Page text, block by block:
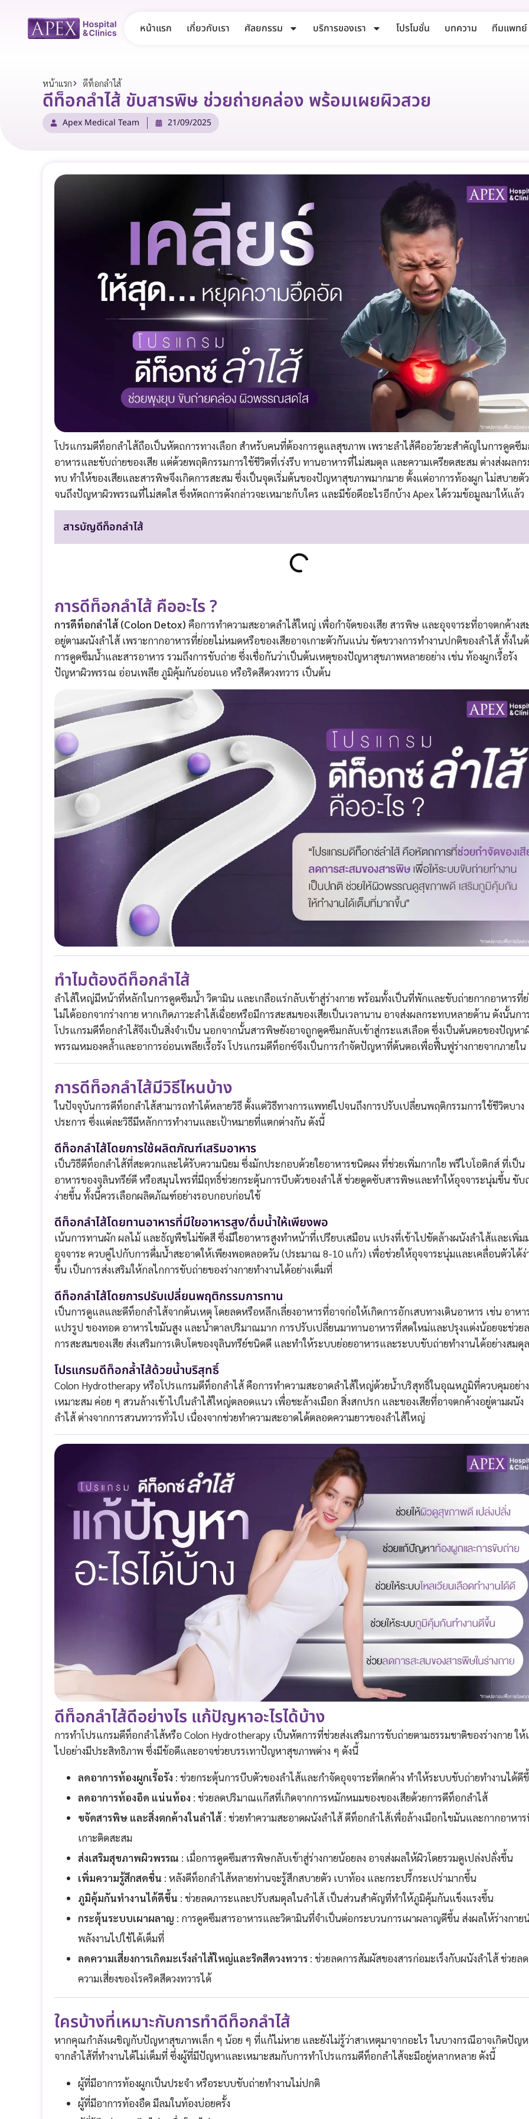
หน้าแรก เกี่ยวกับเรา ศัลยกรรม บริการของเรา โปรโมชั่น บทความ ทีมแพทย์
หน้าแรก ดีท็อกลําไส้
ดีท็อกลำไส้ ขับสารพิษ ช่วยถ่ายคล่อง พร้อมเผยผิวสวย
Apex Medical Team 21/09/2025
โปรแกรมดีท็อกลำไส้ถือเป็นหัตถการทางเลือก สำหรับคนที่ต้องการดูแลสุขภาพ เพราะลำไส้คืออวัยวะสำคัญในการดูดซึม
อาหารและขับถ่ายของเสีย แต่ด้วยพฤติกรรมการใช้ชีวิตที่เร่งรีบ ทานอาหารที่ไม่สมดุล และความเครียดสะสม ต่างส่งผลก
ทบ ทำให้ของเสียและสารพิษจึงเกิดการสะสม ซึ่งเป็นจุดเริ่มต้นของปัญหาสุขภาพมากมาย ตั้งแต่อาการท้องผูก ไม่สบายตั
จนถึงปัญหาผิวพรรณที่ไม่สดใส ซึ่งหัตถการดังกล่าวจะเหมาะกับใคร และมีข้อดีอะไรอีกบ้าง Apex ได้รวมข้อมูลมาให้แล้ว
สารบัญดีท็อกลำไส้
การดีท็อกลำไส้ คืออะไร ?
การดีท็อกลำไส้ (Colon Detox) คือการทำความสะอาดลำไส้ใหญ่ เพื่อกำจัดของเสีย สารพิษ และอุจจาระที่อาจตกค้างส
อยู่ตามผนังลำไส้ เพราะกากอาหารที่ย่อยไม่หมดหรือของเสียอาจเกาะตัวกันแน่น ขัดขวางการทำงานปกติของลำไส้ ทั้งใน
การดูดซึมน้ำและสารอาหาร รวมถึงการขับถ่าย ซึ่งเชื่อกันว่าเป็นต้นเหตุของปัญหาสุขภาพหลายอย่าง เช่น ท้องผูกเรื้อรัง
ปัญหาผิวพรรณ อ่อนเพลีย ภูมิคุ้มกันอ่อนแอ หรือริดสีดวงทวาร เป็นต้น
ทำไมต้องดีท็อกลำไส้
ลำไส้ใหญ่มีหน้าที่หลักในการดูดซึมน้ำ วิตามิน และเกลือแร่กลับเข้าสู่ร่างกาย พร้อมทั้งเป็นที่พักและขับถ่ายกากอาหารที่
ไม่ได้ออกจากร่างกาย หากเกิดภาวะลำไส้เฉื่อยหรือมีการสะสมของเสียเป็นเวลานาน อาจส่งผลกระทบหลายด้าน ดังนั้นกา
โปรแกรมดีท็อกลำไส้จึงเป็นสิ่งจำเป็น นอกจากนั้นสารพิษยังอาจถูกดูดซึมกลับเข้าสู่กระแสเลือด ซึ่งเป็นต้นตอของปัญหา
พรรณหมองคล้ำและอาการอ่อนเพลียเรื้อรัง โปรแกรมดีท็อกซ์จึงเป็นการกำจัดปัญหาที่ต้นตอเพื่อฟื้นฟูร่างกายจากภายใน
การดีท็อกลำไส้มีวิธีไหนบ้าง
ในปัจจุบันการดีท็อกลำไส้สามารถทำได้หลายวิธี ตั้งแต่วิธีทางการแพทย์ไปจนถึงการปรับเปลี่ยนพฤติกรรมการใช้ชีวิตบาง
ประการ ซึ่งแต่ละวิธีมีหลักการทำงานและเป้าหมายที่แตกต่างกัน ดังนี้
ดีท็อกลำไส้โดยการใช้ผลิตภัณฑ์เสริมอาหาร
เป็นวิธีดีท็อกลำไส้ที่สะดวกและได้รับความนิยม ซึ่งมักประกอบด้วยใยอาหารชนิดผง ที่ช่วยเพิ่มกากใย พรีไบโอติกส์ ที่เป็น
อาหารของจุลินทรีย์ดี หรือสมุนไพรที่มีฤทธิ์ช่วยกระตุ้นการบีบตัวของลำไส้ ช่วยดูดซับสารพิษและทำให้อุจจาระนุ่มขึ้น ขับ
ง่ายขึ้น ทั้งนี้ควรเลือกผลิตภัณฑ์อย่างรอบกอบก่อนใช้
ดีท็อกลำไส้โดยทานอาหารที่มีใยอาหารสูง/ดื่มน้ำให้เพียงพอ
เน้นการทานผัก ผลไม้ และธัญพืชไม่ขัดสี ซึ่งมีใยอาหารสูงทำหน้าที่เปรียบเสมือน แปรงที่เข้าไปขัดล้างผนังลำไส้และเพิ่ม
อุจจาระ ควบคู่ไปกับการดื่มน้ำสะอาดให้เพียงพอตลอดวัน (ประมาณ 8-10 แก้ว) เพื่อช่วยให้อุจจาระนุ่มและเคลื่อนตัวได้ง่
ขึ้น เป็นการส่งเสริมให้กลไกการขับถ่ายของร่างกายทำงานได้อย่างเต็มที่
ดีท็อกลำไส้โดยการปรับเปลี่ยนพฤติกรรมการทาน
เป็นการดูแลและดีท็อกลำไส้จากต้นเหตุ โดยลดหรือหลีกเลี่ยงอาหารที่อาจก่อให้เกิดการอักเสบทางเดินอาหาร เช่น อาหา
แปรรูป ของทอด อาหารไขมันสูง และน้ำตาลปริมาณมาก การปรับเปลี่ยนมาทานอาหารที่สดใหม่และปรุงแต่งน้อยจะช่วย
การสะสมของเสีย ส่งเสริมการเติบโตของจุลินทรีย์ชนิดดี และทำให้ระบบย่อยอาหารและระบบขับถ่ายทำงานได้อย่างสมดุล
โปรแกรมดีท็อกล้ำไส้ด้วยน้ำบริสุทธิ์
Colon Hydrotherapy หรือโปรแกรมดีท็อกลำไส้ คือการทำความสะอาดลำไส้ใหญ่ด้วยน้ำบริสุทธิ์ในอุณหภูมิที่ควบคุมอย่าง
เหมาะสม ค่อย ๆ สวนล้างเข้าไปในลำไส้ใหญ่ตลอดแนว เพื่อชะล้างเมือก สิ่งสกปรก และของเสียที่อาจตกค้างอยู่ตามผนัง
ลำไส้ ต่างจากการสวนทวารทั่วไป เนื่องจากช่วยทำความสะอาดได้ตลอดความยาวของลำไส้ใหญ่
ดีท็อกลำไส้ดีอย่างไร แก้ปัญหาอะไรได้บ้าง
การทำโปรแกรมดีท็อกลำไส้หรือ Colon Hydrotherapy เป็นหัตการที่ช่วยส่งเสริมการขับถ่ายตามธรรมชาติของร่างกาย ให้
ไปอย่างมีประสิทธิภาพ ซึ่งมีข้อดีและอาจช่วยบรรเทาปัญหาสุขภาพต่าง ๆ ดังนี้
ลดอาการท้องผูกเรื้อรัง : ช่วยกระตุ้นการบีบตัวของลำไส้และกำจัดอุจจาระที่ตกค้าง ทำให้ระบบขับถ่ายทำงานได้ดี
ลดอาการท้องอืด แน่นท้อง : ช่วยลดปริมาณแก๊สที่เกิดจากการหมักหมมของของเสียด้วยการดีท็อกลำไส้
ขจัดสารพิษ และสิ่งตกค้างในลำไส้ : ช่วยทำความสะอาดผนังลำไส้ ดีท็อกลำไส้เพื่อล้างเมือกไขมันและกากอาหา
เกาะติดสะสม
ส่งเสริมสุขภาพผิวพรรณ : เมื่อการดูดซึมสารพิษกลับเข้าสู่ร่างกายน้อยลง อาจส่งผลให้ผิวโดยรวมดูเปล่งปลั่งขึ้น
เพิ่มความรู้สึกสดชื่น : หลังดีท็อกลำไส้หลายท่านจะรู้สึกสบายตัว เบาท้อง และกระปรี้กระเปร่ามากขึ้น
ภูมิคุ้มกันทำงานได้ดีขึ้น : ช่วยลดภาระและปรับสมดุลในลำไส้ เป็นส่วนสำคัญที่ทำให้ภูมิคุ้มกันแข็งแรงขึ้น
กระตุ้นระบบเผาผลาญ : การดูดซึมสารอาหารและวิตามินที่จำเป็นต่อกระบวนการเผาผลาญดีขึ้น ส่งผลให้ร่างกาย
พลังงานไปใช้ได้เต็มที่
ลดความเสี่ยงการเกิดมะเร็งลำไส้ใหญ่และริดสีดวงทวาร : ช่วยลดการสัมผัสของสารก่อมะเร็งกับผนังลำไส้ ช่วยลด
ความเสี่ยงของโรคริดสีดวงทวารได้
ใครบ้างที่เหมาะกับการทำดีท็อกลำไส้
หากคุณกำลังเผชิญกับปัญหาสุขภาพเล็ก ๆ น้อย ๆ ที่แก้ไม่หาย และยังไม่รู้ว่าสาเหตุมาจากอะไร ในบางกรณีอาจเกิดปัญ
จากลำไส้ที่ทำงานได้ไม่เต็มที่ ซึ่งผู้ที่มีปัญหาและเหมาะสมกับการทำโปรแกรมดีท็อกลำไส้จะมีอยู่หลากหลาย ดังนี้
ผู้ที่มีอาการท้องผูกเป็นประจำ หรือระบบขับถ่ายทำงานไม่ปกติ
ผู้ที่มีอาการท้องอืด มีลมในท้องบ่อยครั้ง